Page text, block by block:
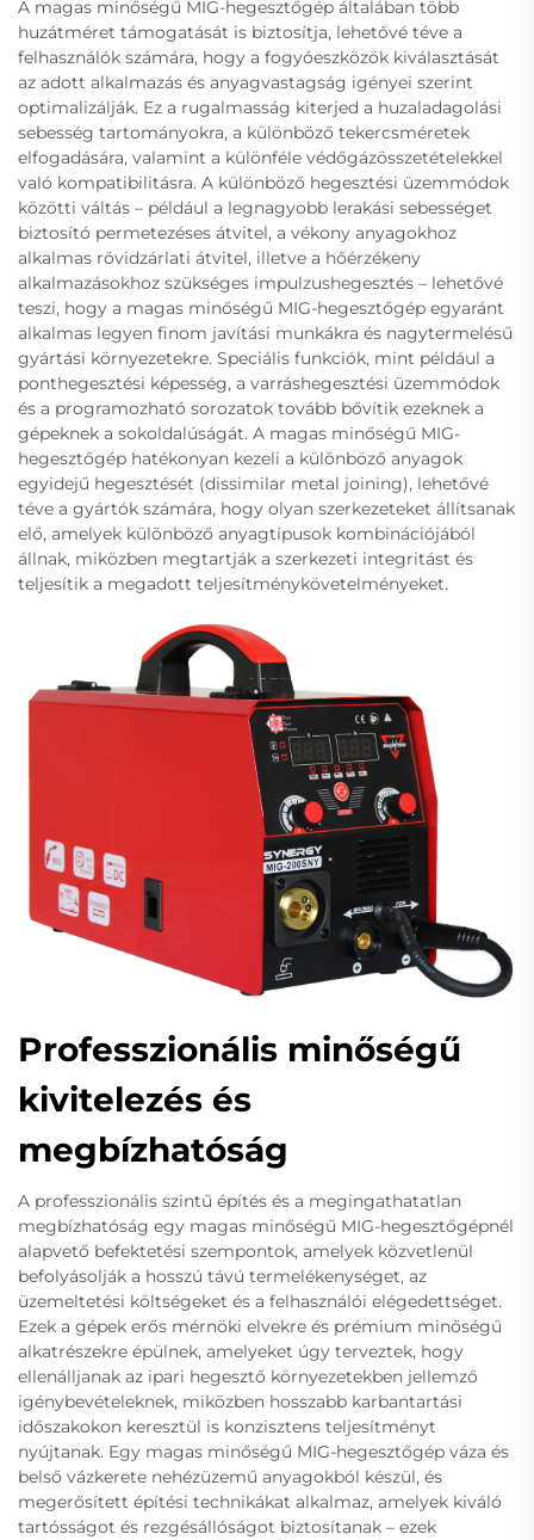
A magas minőségű MIG-hegesztőgép általában több
huzátméret támogatását is biztosítja, lehetővé téve a
felhasználók számára, hogy a fogyóeszközök kiválasztását
az adott alkalmazás és anyagvastagság igényei szerint
optimalizálják. Ez a rugalmasság kiterjed a huzaladagolási
sebesség tartományokra, a különböző tekercsméretek
elfogadására, valamint a különféle védőgázösszetételekkel
való kompatibilitásra. A különböző hegesztési üzemmódok
közötti váltás – például a legnagyobb lerakási sebességet
biztosító permetezéses átvitel, a vékony anyagokhoz
alkalmas rövidzárlati átvitel, illetve a hőérzékeny
alkalmazásokhoz szükséges impulzushegesztés – lehetővé
teszi, hogy a magas minőségű MIG-hegesztőgép egyaránt
alkalmas legyen finom javítási munkákra és nagytermelésű
gyártási környezetekre. Speciális funkciók, mint például a
ponthegesztési képesség, a varráshegesztési üzemmódok
és a programozható sorozatok tovább bővítik ezeknek a
gépeknek a sokoldalúságát. A magas minőségű MIG-
hegesztőgép hatékonyan kezeli a különböző anyagok
egyidejű hegesztését (dissimilar metal joining), lehetővé
téve a gyártók számára, hogy olyan szerkezeteket állítsanak
elő, amelyek különböző anyagtípusok kombinációjából
állnak, miközben megtartják a szerkezeti integritást és
teljesítik a megadott teljesítménykövetelményeket.
Professzionális minőségű
kivitelezés és
megbízhatóság
A professzionális szintű építés és a megingathatatlan
megbízhatóság egy magas minőségű MIG-hegesztőgépnél
alapvető befektetési szempontok, amelyek közvetlenül
befolyásolják a hosszú távú termelékenységet, az
üzemeltetési költségeket és a felhasználói elégedettséget.
Ezek a gépek erős mérnöki elvekre és prémium minőségű
alkatrészekre épülnek, amelyeket úgy terveztek, hogy
ellenálljanak az ipari hegesztő környezetekben jellemző
igénybevételeknek, miközben hosszabb karbantartási
időszakokon keresztül is konzisztens teljesítményt
nyújtanak. Egy magas minőségű MIG-hegesztőgép váza és
belső vázkerete nehézüzemű anyagokból készül, és
megerősített építési technikákat alkalmaz, amelyek kiváló
tartósságot és rezgésállóságot biztosítanak – ezek